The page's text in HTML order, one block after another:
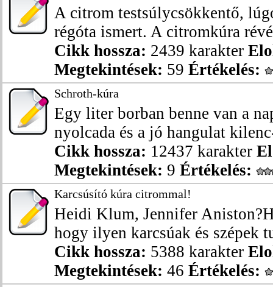
A citrom testsúlycsökkentő,
régóta ismert. A citromkúra
Cikk hossza: 2439 karakter
Megtekintések: 59 Értékelés:
Schroth-kúra
Egy liter borban benne van a
nyolcada és a jó hangulat
Cikk hossza: 12437 karakter
Megtekintések: 9 Értékelés:
Karcsúsító kúra citrommal!
Heidi Klum, Jennifer
hogy ilyen karcsúak és szépek
Cikk hossza: 5388 karakter
Megtekintések: 46 Értékelés: